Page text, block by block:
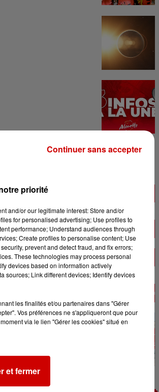
priorité
and/or our legitimate interest: Store and/or
for personalised advertising; Use profiles to
performance; Understand audiences through
Create profiles to personalise content; Use
prevent and detect fraud, and fix errors;
These technologies may process personal
devices based on information actively
sources; Link different devices; Identify devices
les finalités et/ou partenaires dans "Gérer
Vos préférences ne s'appliqueront que pour
via le lien "Gérer les cookies" situé en
et fermer
Continuer sans accepter